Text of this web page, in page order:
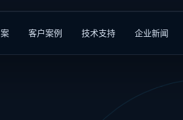
客户案例 技术支持 企业新闻